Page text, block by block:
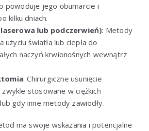
powoduje jego obumarcie i
kilku dniach.
lub podczerwień): Metody
użyciu światła lub ciepła do
naczyń krwionośnych wewnątrz
: Chirurgiczne usunięcie
stosowane w ciężkich
gdy inne metody zawiodły.
ma swoje wskazania i potencjalne